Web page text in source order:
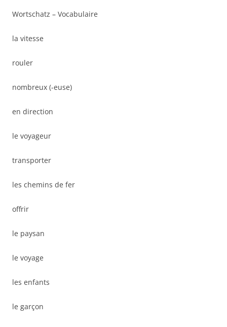
Wortschatz – Vocabulaire
la vitesse
rouler
nombreux (-euse)
en direction
le voyageur
transporter
les chemins de fer
offrir
le paysan
le voyage
les enfants
le garçon